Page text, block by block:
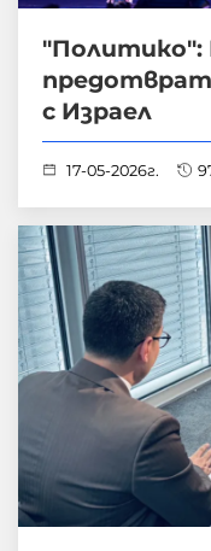
с Израел
17-05-2026г.